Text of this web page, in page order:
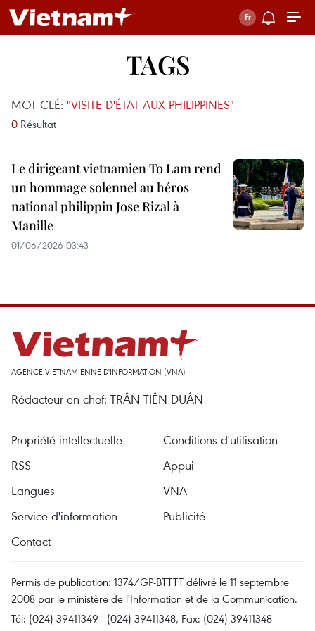
TAGS
MOT CLÉ: "VISITE D'ÉTAT AUX PHILIPPINES"
0 Résultat
Le dirigeant vietnamien To Lam rend
un hommage solennel au héros
national philippin Jose Rizal à
Manille
01/06/2026 03:43
AGENCE VIETNAMIENNE D'INFORMATION (VNA)
Rédacteur en chef: TRÂN TIÊN DUÂN
Propriété intellectuelle
Conditions d'utilisation
RSS
Appui
Langues
VNA
Service d'information
Publicité
Contact
Permis de publication: 1374/GP-BTTTT délivré le 11 septembre
2008 par le ministère de l'Information et de la Communication.
Tél: (024) 39411349 - (024) 39411348, Fax: (024) 39411348